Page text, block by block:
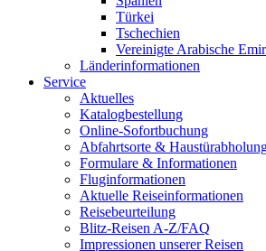
Türkei
Tschechien
Vereinigte Arabische
Länderinformationen
Service
Aktuelles
Katalogbestellung
Online-Sofortbuchung
Abfahrtsorte &
Formulare & Informationen
Fluginformationen
Aktuelle Reiseinformationen
Reisebeurteilung
Blitz-Reisen A-Z/FAQ
Impressionen unserer Reisen